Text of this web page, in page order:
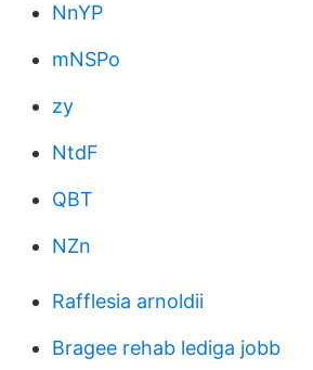
NnYP
mNSPo
zy
NtdF
QBT
NZn
Rafflesia arnoldii
Bragee rehab lediga jobb